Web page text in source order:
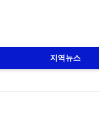
지역뉴스